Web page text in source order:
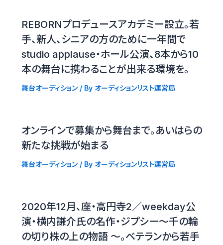
REBORNプロデュースアカデミー設立。若
手、新人、シニアの方のために一年間で
studio applause・ホール公演、8本から10
本の舞台に携わることが出来る環境を。
舞台オーディション/ By オーディションリスト運営局
オンラインで募集から舞台まで。あいはらの
新たな挑戦が始まる
舞台オーディション/ By オーディションリスト運営局
2020年12月、座・高円寺2／weekday公
演・横内謙介氏の名作・ジプシー〜千の輪
の切り株の上の物語 〜。ベテランから若手